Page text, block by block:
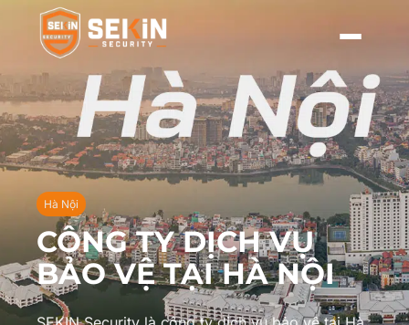
Hà Nội
CÔNG TY DỊCH VỤ
BẢO VỆ TẠI HÀ NỘI